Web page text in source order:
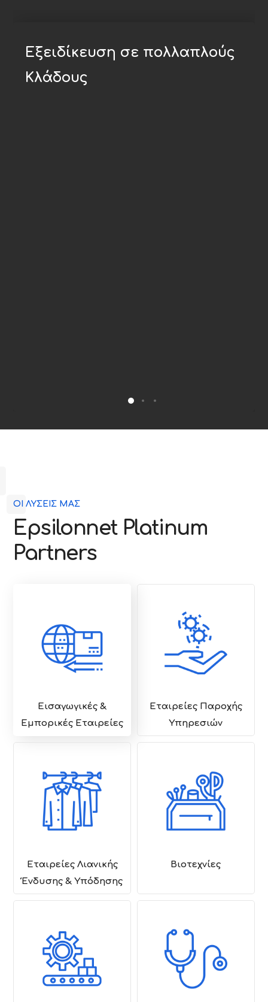
Εξειδίκευση σε πολλαπλούς
Κλάδους
ΟΙ ΛΥΣΕΙΣ ΜΑΣ
Εpsilonnet Platinum
Partners
Εισαγωγικές &
Εμπορικές Εταιρείες
Εταιρείες Παροχής
Υπηρεσιών
Εταιρείες Λιανικής
Ένδυσης & Υπόδησης
Βιοτεχνίες